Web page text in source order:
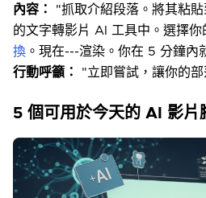
內容：
"抓取介紹段落。將其粘
的文字轉影片 AI 工具中。選擇你
換 。現在---渲染。你在 5 分鐘內
行動呼籲：
"立即嘗試，讓你的
5 個可用於今天的 AI 影片